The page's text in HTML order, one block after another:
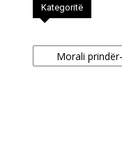
Kategoritë
Kategoritë